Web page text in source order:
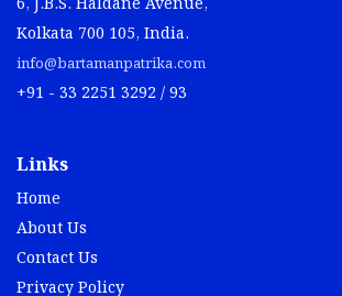
info@bartamanpatrika.com
Home